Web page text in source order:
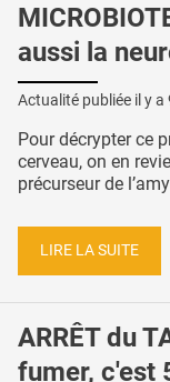
aussi la
Actualité publiée il y a
Pour décrypter ce
cerveau, on en
précurseur de
LIRE LA SUITE
ARRÊT du
fumer, c'est